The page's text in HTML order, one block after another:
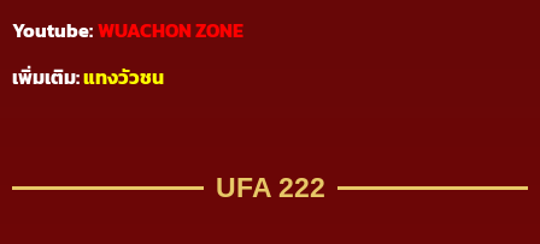
Youtube:WUACHON ZONE
เพิ่มเติม:แทงวัวชน
UFA 222